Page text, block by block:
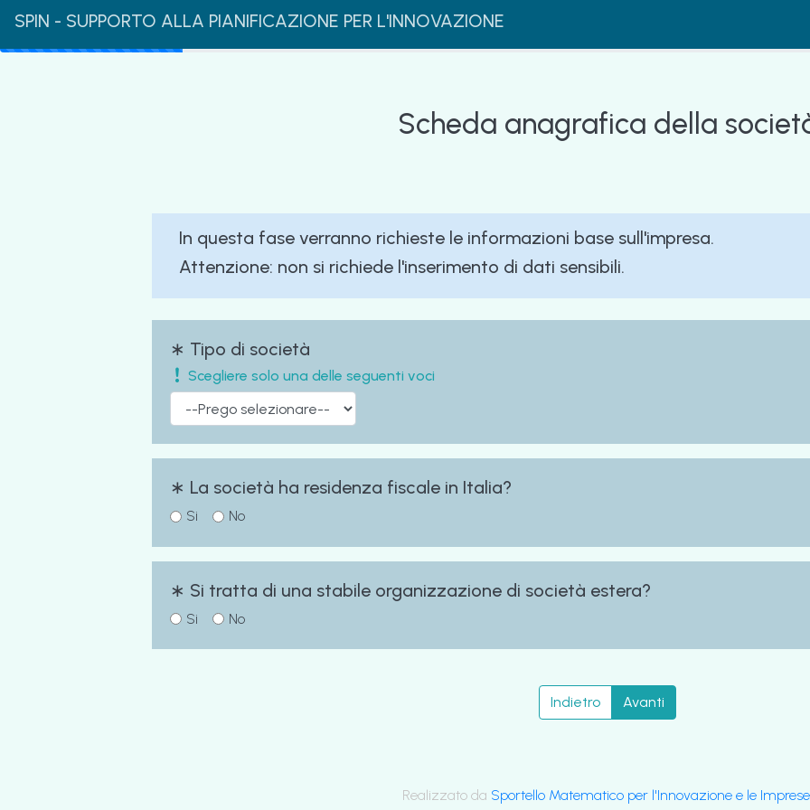
SPIN - SUPPORTO ALLA PIANIFICAZIONE PER L'INNOVAZIONE
Scheda anagrafica della
In questa fase verranno richieste le informazioni base sull'impresa.
Attenzione: non si richiede l'inserimento di dati sensibili.
∗ Tipo di società
Scegliere solo una delle seguenti voci
∗ La società ha residenza fiscale in Italia?
Si No
∗ Si tratta di una stabile organizzazione di società estera?
Si No
Indietro Avanti
Realizzato da Sportello Matematico per l'Innovazione e le Imprese